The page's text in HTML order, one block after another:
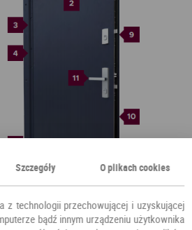
Szczegóły O plikach cookies
z technologii przechowującej i uzyskującej
bądź innym urządzeniu użytkownika